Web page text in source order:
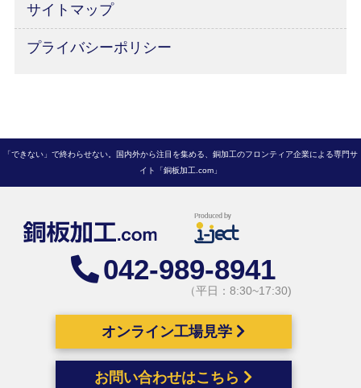
サイトマップ
プライバシーポリシー
「できない」で終わらせない。国内外から注目を集める、銅加工のフロンティア企業による専門サ
イト「銅板加工.com」
042-989-8941
（平日：8:30~17:30)
オンライン工場見学
お問い合わせはこちら